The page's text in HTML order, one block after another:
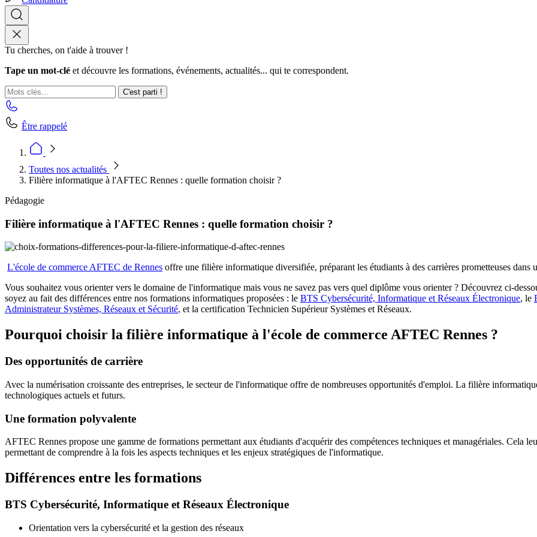
Tu cherches, on t'aide à trouver !
Tape un mot-clé et découvre les formations, événements, actualités... qui te correspondent.
C'est parti !
Être rappelé
Toutes nos actualités
Filière informatique à l'AFTEC Rennes : quelle formation choisir ?
Pédagogie
Filière informatique à l'AFTEC Rennes : quelle formation choisir ?
L'école de commerce AFTEC de Rennes offre une filière informatique diversifiée, préparant les étudiants à des carrières prometteuses dans
Vous souhaitez vous orienter vers le domaine de l'informatique mais vous ne savez pas vers quel diplôme vous orienter ? Découvrez ci-
soyez au fait des différences entre nos formations informatiques proposées : le BTS Cybersécurité, Informatique et Réseaux Électronique, le
Administrateur Systèmes, Réseaux et Sécurité, et la certification Technicien Supérieur Systèmes et Réseaux.
Pourquoi choisir la filière informatique à l'école de commerce AFTEC Rennes ?
Des opportunités de carrière
Avec la numérisation croissante des entreprises, le secteur de l'informatique offre de nombreuses opportunités d'emploi. La filière
technologiques actuels et futurs.
Une formation polyvalente
AFTEC Rennes propose une gamme de formations permettant aux étudiants d'acquérir des compétences techniques et managériales. Cela
permettant de comprendre à la fois les aspects techniques et les enjeux stratégiques de l'informatique.
Différences entre les formations
BTS Cybersécurité, Informatique et Réseaux Électronique
Orientation vers la cybersécurité et la gestion des réseaux